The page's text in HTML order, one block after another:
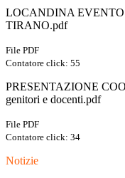
LOCANDINA
TIRANO.pdf
File PDF
Contatore click: 55
PRESENTAZIONE
genitori e docenti.pdf
File PDF
Contatore click: 34
Notizie